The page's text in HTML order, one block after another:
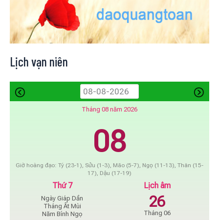
Lịch vạn niên
Tháng 08 năm 2026
08
Giờ hoàng đạo: Tý (23-1), Sửu (1-3), Mão (5-7), Ngọ (11-13), Thân (15-
17), Dậu (17-19)
Thứ 7
Ngày Giáp Dần
Tháng Ất Mùi
Năm Bính Ngọ
Lịch âm
26
Tháng 06